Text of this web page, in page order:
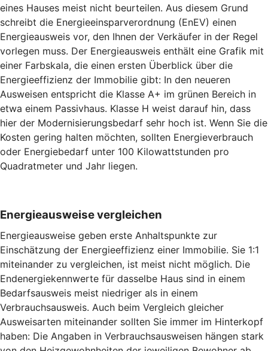
eines Hauses meist nicht beurteilen. Aus diesem Grund
schreibt die Energieeinsparverordnung (EnEV) einen
Energieausweis vor, den Ihnen der Verkäufer in der Regel
vorlegen muss. Der Energieausweis enthält eine Grafik mit
einer Farbskala, die einen ersten Überblick über die
Energieeffizienz der Immobilie gibt: In den neueren
Ausweisen entspricht die Klasse A+ im grünen Bereich in
etwa einem Passivhaus. Klasse H weist darauf hin, dass
hier der Modernisierungsbedarf sehr hoch ist. Wenn Sie die
Kosten gering halten möchten, sollten Energieverbrauch
oder Energiebedarf unter 100 Kilowattstunden pro
Quadratmeter und Jahr liegen.
Energieausweise vergleichen
Energieausweise geben erste Anhaltspunkte zur
Einschätzung der Energieeffizienz einer Immobilie. Sie 1:1
miteinander zu vergleichen, ist meist nicht möglich. Die
Endenergiekennwerte für dasselbe Haus sind in einem
Bedarfsausweis meist niedriger als in einem
Verbrauchsausweis. Auch beim Vergleich gleicher
Ausweisarten miteinander sollten Sie immer im Hinterkopf
haben: Die Angaben in Verbrauchsausweisen hängen stark